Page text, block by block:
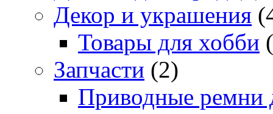
Декор и украшения
Товары для хобби
Запчасти (2)
Приводные ремни